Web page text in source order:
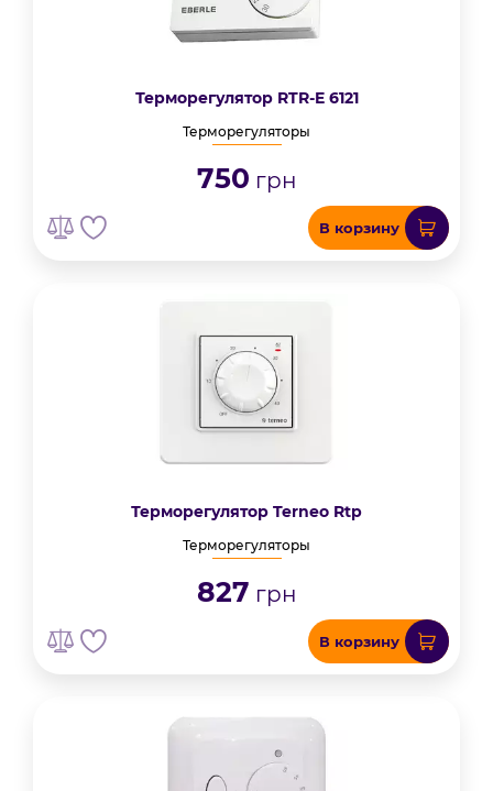
Терморегулятор RTR-E 6121
Терморегуляторы
750 грн
В корзину
Терморегулятор Terneo Rtp
Терморегуляторы
827 грн
В корзину